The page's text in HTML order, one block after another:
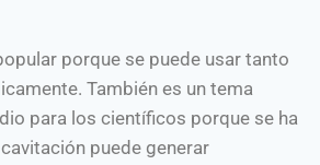
porque se puede usar tanto
También es un tema
para los científicos porque se ha
puede generar